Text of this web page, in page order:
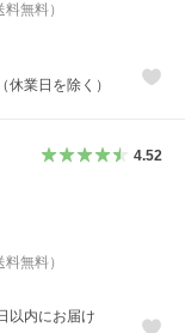
無料）
業日を除く）
4.52
無料）
以内にお届け